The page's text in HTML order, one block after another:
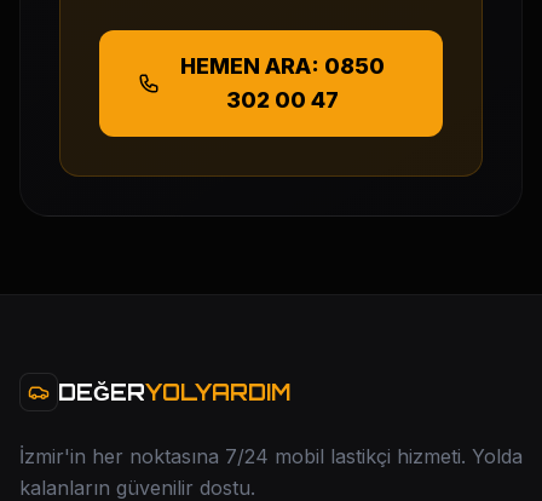
HEMEN ARA: 0850
302 00 47
DEĞERYOLYARDIM
İzmir'in her noktasına 7/24 mobil lastikçi hizmeti. Yolda
kalanların güvenilir dostu.